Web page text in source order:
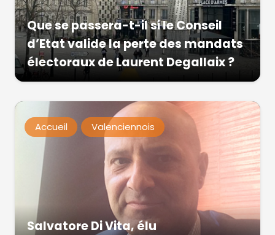
Que se passera-t-il si le Conseil
d’Etat valide la perte des mandats
électoraux de Laurent Degallaix ?
Accueil Valenciennois
Salvatore Di Vita, élu